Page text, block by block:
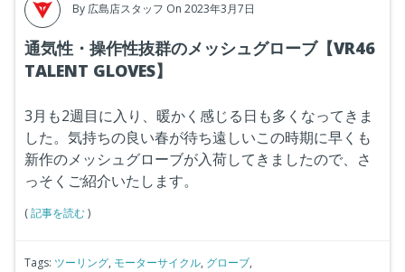
By広島店スタッフ On 2023年3月7日
通気性・操作性抜群のメッシュグローブ【VR46
TALENT GLOVES】
3月も2週目に入り、暖かく感じる日も多くなってきま
した。気持ちの良い春が待ち遠しいこの時期に早くも
新作のメッシュグローブが入荷してきましたので、さ
っそくご紹介いたします。
(記事を読む)
Tags: ツーリング, モーターサイクル, グローブ,